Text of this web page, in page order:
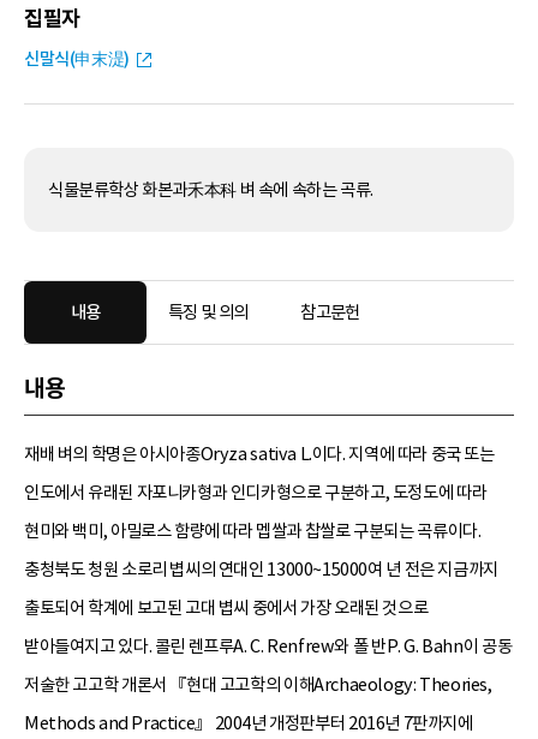
집필자
신말식(申末湜)
식물분류학상 화본과禾本科 벼 속에 속하는 곡류.
내용 특징 및 의의 참고문헌
내용
재배 벼의 학명은 아시아종Oryza sativa L.이다. 지역에 따라 중국 또는
인도에서 유래된 자포니카형과 인디카형으로 구분하고, 도정도에 따라
현미와 백미, 아밀로스 함량에 따라 멥쌀과 찹쌀로 구분되는 곡류이다.
충청북도 청원 소로리 볍씨의 연대인 13000~15000여 년 전은 지금까지
출토되어 학계에 보고된 고대 볍씨 중에서 가장 오래된 것으로
받아들여지고 있다. 콜린 렌프루A. C. Renfrew와 폴 반P. G. Bahn이 공동
저술한 고고학 개론서 『현대 고고학의 이해Archaeology: Theories,
Methods and Practice』 2004년 개정판부터 2016년 7판까지에